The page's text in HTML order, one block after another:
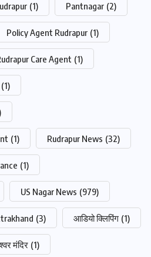
(1) Pantnagar (2)
Policy Agent Rudrapur (1)
Care Agent (1)
(1)
(1) Rudrapur News (32)
(1)
US Nagar News (979)
(3) आडियो क्लिपिंग (1)
मंदिर (1)